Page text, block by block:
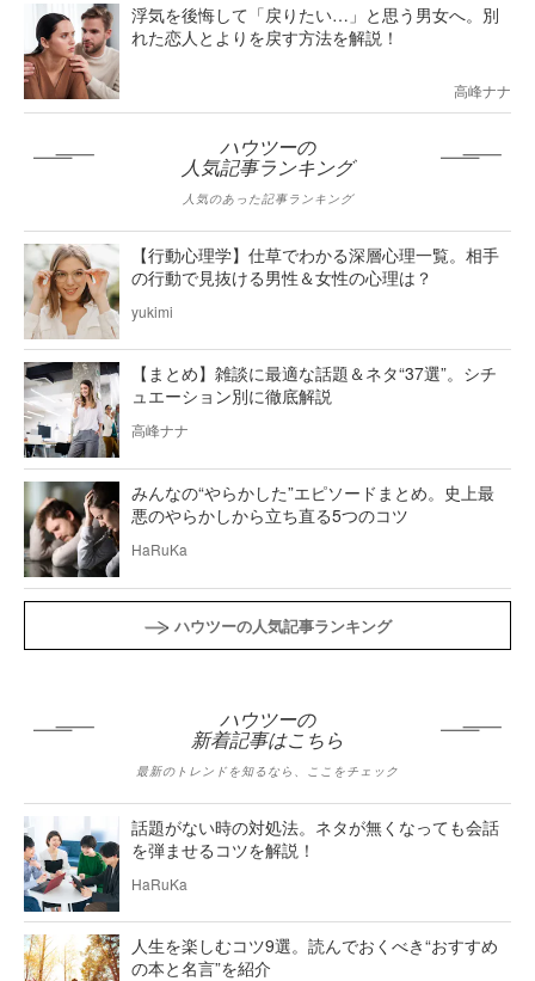
浮気を後悔して「戻りたい…」と思う男女へ。別
れた恋人とよりを戻す方法を解説！
高峰ナナ
ハウツーの
人気記事ランキング
人気のあった記事ランキング
【行動心理学】仕草でわかる深層心理一覧。相手
の行動で見抜ける男性＆女性の心理は？
yukimi
【まとめ】雑談に最適な話題＆ネタ“37選”。シチ
ュエーション別に徹底解説
高峰ナナ
みんなの“やらかした”エピソードまとめ。史上最
悪のやらかしから立ち直る5つのコツ
HaRuKa
ハウツーの人気記事ランキング
ハウツーの
新着記事はこちら
最新のトレンドを知るなら、ここをチェック
話題がない時の対処法。ネタが無くなっても会話
を弾ませるコツを解説！
HaRuKa
人生を楽しむコツ9選。読んでおくべき“おすすめ
の本と名言”を紹介